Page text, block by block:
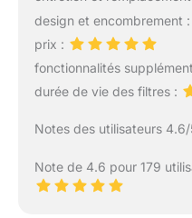
design et encombrement :
prix :
fonctionnalités
durée de vie des filtres :
Notes des utilisateurs
Note de 4.6 pour 179